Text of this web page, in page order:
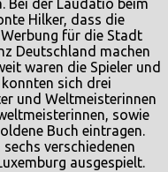
Bei der Laudatio beim
Hilker, dass die
für die Stadt
Deutschland machen
waren die Spieler und
sich drei
und Weltmeisterinnen
sowie
Buch eintragen.
verschiedenen
ausgespielt.